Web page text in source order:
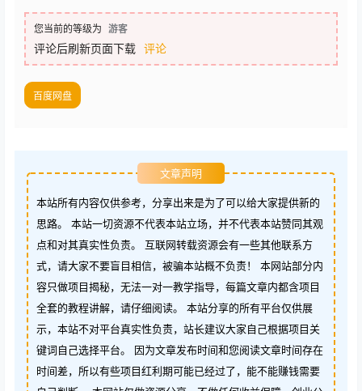
您当前的等级为 游客
评论后刷新页面下载 评论
百度网盘
文章声明
本站所有内容仅供参考，分享出来是为了可以给大家提供新的
思路。 本站一切资源不代表本站立场，并不代表本站赞同其观
点和对其真实性负责。 互联网转载资源会有一些其他联系方
式，请大家不要盲目相信，被骗本站概不负责！ 本网站部分内
容只做项目揭秘，无法一对一教学指导，每篇文章内都含项目
全套的教程讲解，请仔细阅读。 本站分享的所有平台仅供展
示，本站不对平台真实性负责，站长建议大家自己根据项目关
键词自己选择平台。 因为文章发布时间和您阅读文章时间存在
时间差，所以有些项目红利期可能已经过了，能不能赚钱需要